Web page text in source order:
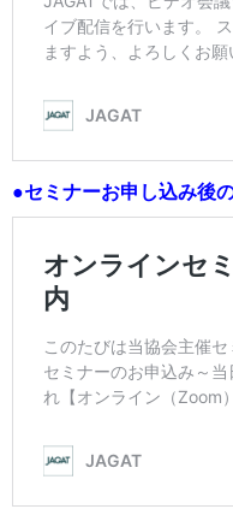
●セミナーお申し込み後